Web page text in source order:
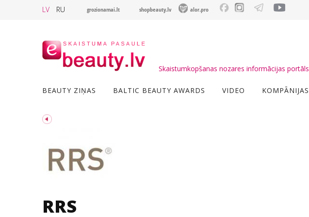
LV RU grozionamai.lt shopbeauty.lv alor.pro
Skaistumkopšanas nozares informācijas portāls
BEAUTY ZIŅAS BALTIC BEAUTY AWARDS VIDEO KOMPĀNIJAS
RRS